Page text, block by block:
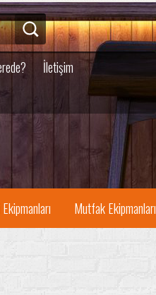
İletişim
Mutfak Ekipmanları